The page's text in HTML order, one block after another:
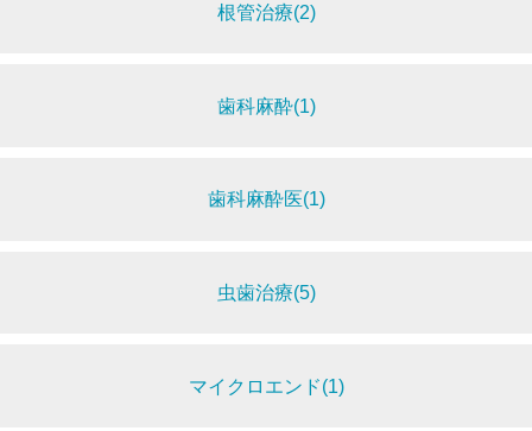
根管治療(2)
歯科麻酔(1)
歯科麻酔医(1)
虫歯治療(5)
マイクロエンド(1)